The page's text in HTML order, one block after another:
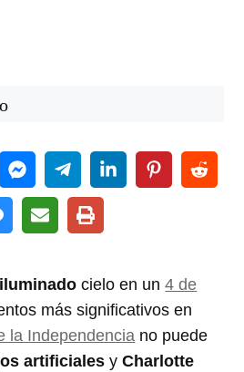
iluminadocielo en un4 de
más significativos en
la Independencia no puede
artificiales yCharlotte